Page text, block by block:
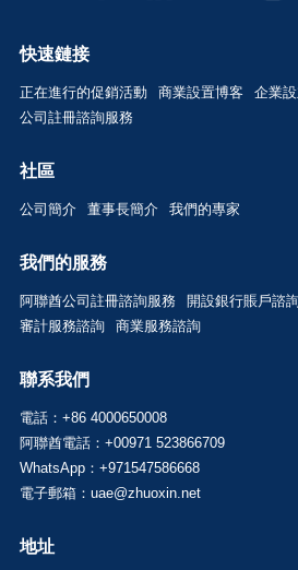
快速鏈接
正在進行的促銷活動 商業設置博客
企業
公司註冊諮詢服務
社區
公司簡介 董事長簡介 我們的專家
我們的服務
阿聯酋公司註冊諮詢服務 開設銀行賬戶諮
審計服務諮詢
商業服務諮詢
聯系我們
電話：+86 4000650008
阿聯酋電話：+00971 523866709
WhatsApp：+971547586668
電子郵箱：uae@zhuoxin.net
地址